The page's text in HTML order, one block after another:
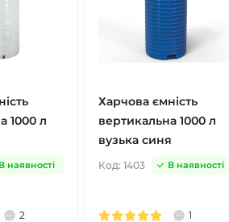
1000 л
В наявності
2
Харчова ємність
вертикальна 1000 л
вузька синя
Код: 1403 В наявності
1